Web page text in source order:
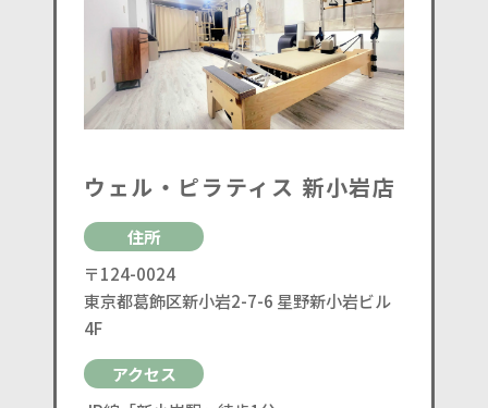
ウェル・ピラティス 新小岩店
住所
〒124-0024
東京都葛飾区新小岩2-7-6 星野新小岩ビル
4F
アクセス